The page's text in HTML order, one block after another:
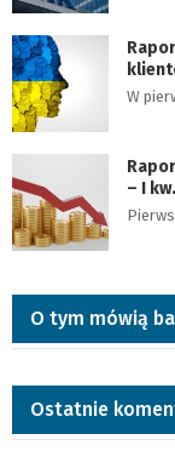
W
– I
O tym mówią
Ostatnie